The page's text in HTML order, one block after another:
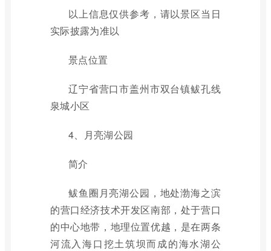
以上信息仅供参考，请以景区当日
实际披露为准以
景点位置
辽宁省营口市盖州市双台镇鲅孔线
泉城小区
4、月亮湖公园
简介
鲅鱼圈月亮湖公园，地处渤海之滨
的营口经济技术开发区南部，处于营口
的中心地带，地理位置优越，是在两条
河流入海口挖土筑坝而成的海水湖公